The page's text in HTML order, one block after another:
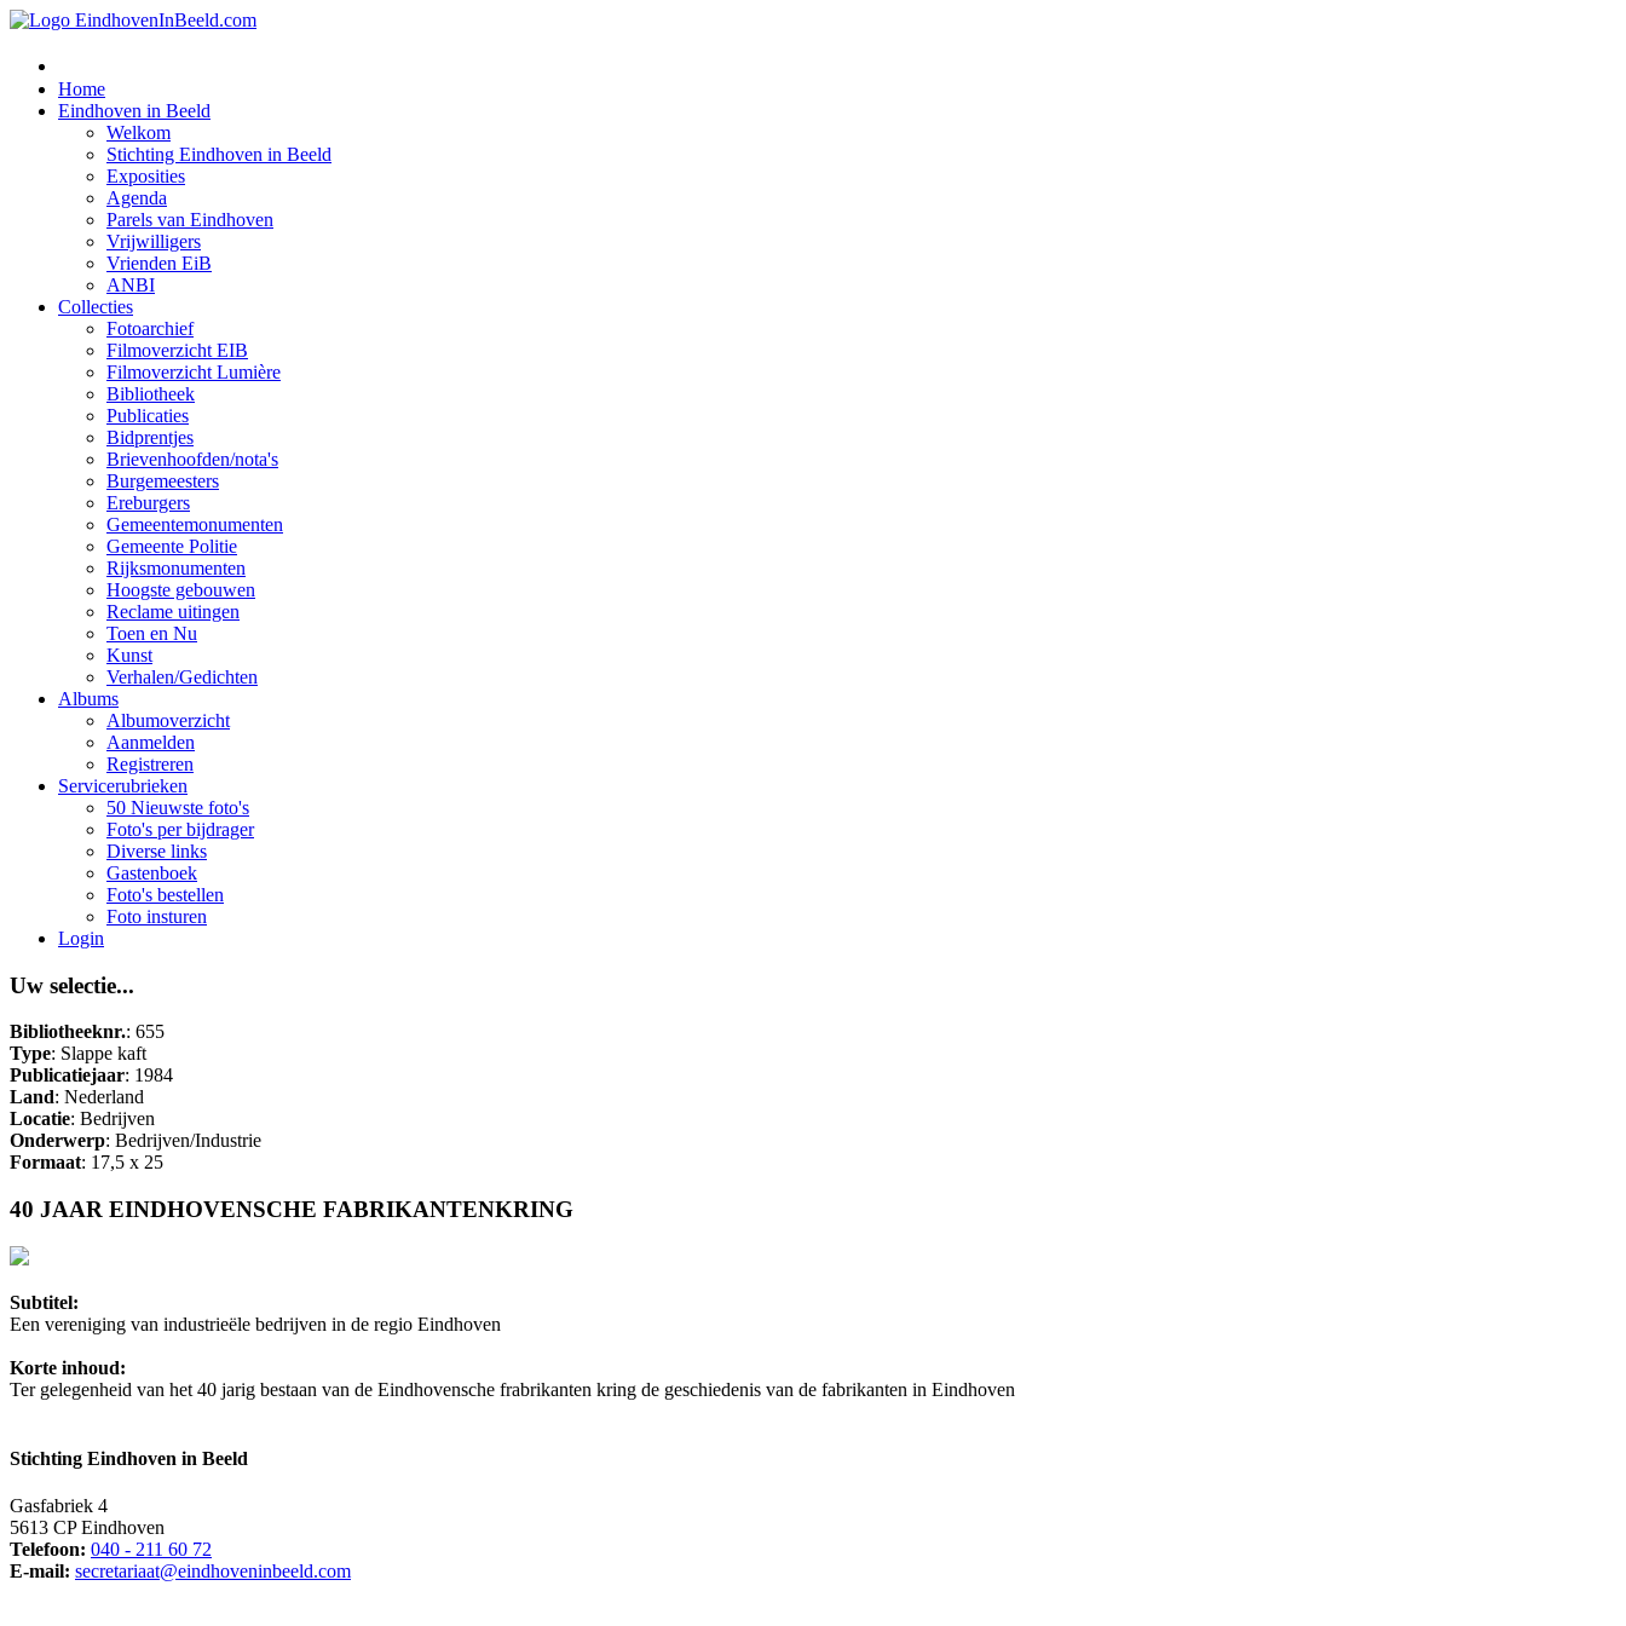
Home
Eindhoven in Beeld
Welkom
Stichting Eindhoven in Beeld
Exposities
Agenda
Parels van Eindhoven
Vrijwilligers
Vrienden EiB
ANBI
Collecties
Fotoarchief
Filmoverzicht EIB
Filmoverzicht Lumière
Bibliotheek
Publicaties
Bidprentjes
Brievenhoofden/nota's
Burgemeesters
Ereburgers
Gemeentemonumenten
Gemeente Politie
Rijksmonumenten
Hoogste gebouwen
Reclame uitingen
Toen en Nu
Kunst
Verhalen/Gedichten
Albums
Albumoverzicht
Aanmelden
Registreren
Servicerubrieken
50 Nieuwste foto's
Foto's per bijdrager
Diverse links
Gastenboek
Foto's bestellen
Foto insturen
Login
Uw selectie...
Bibliotheeknr.: 655
Type: Slappe kaft
Publicatiejaar: 1984
Land: Nederland
Locatie: Bedrijven
Onderwerp: Bedrijven/Industrie
Formaat: 17,5 x 25
40 JAAR EINDHOVENSCHE FABRIKANTENKRING
Subtitel:
Een vereniging van industrieële bedrijven in de regio Eindhoven
Korte inhoud:
Ter gelegenheid van het 40 jarig bestaan van de Eindhovensche frabrikanten kring de geschiedenis van de fabrikanten in Eindhoven
Stichting Eindhoven in Beeld
Gasfabriek 4
5613 CP Eindhoven
Telefoon: 040 - 211 60 72
E-mail: secretariaat@eindhoveninbeeld.com